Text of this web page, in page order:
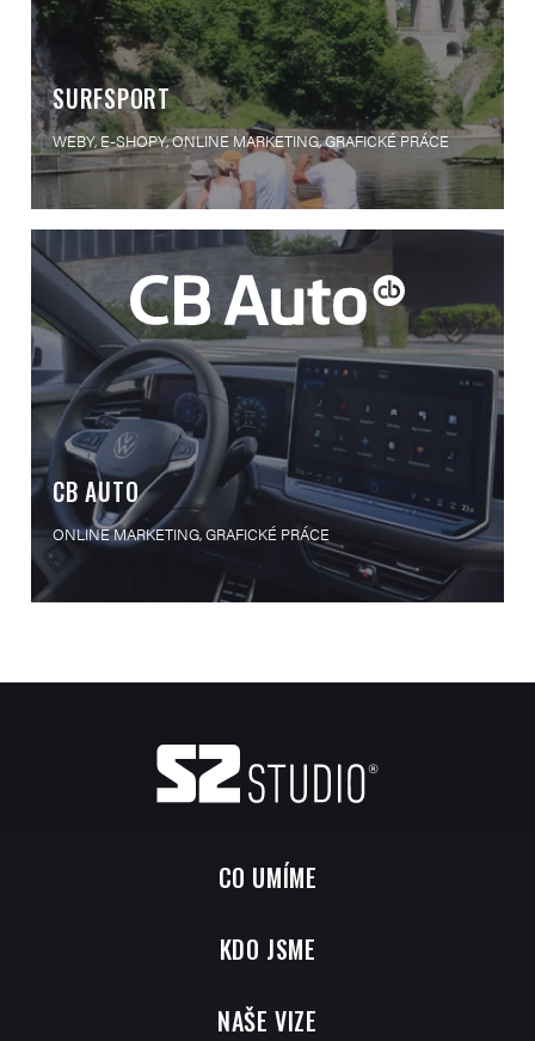
SURFSPORT
WEBY, E-SHOPY, ONLINE MARKETING, GRAFICKÉ PRÁCE
CB AUTO
ONLINE MARKETING, GRAFICKÉ PRÁCE
CO UMÍME
KDO JSME
NAŠE VIZE